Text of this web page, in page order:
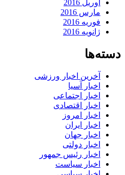
آوریل 2016
مارس 2016
فوریه 2016
ژانویه 2016
دسته‌ها
آخرین اخبار ورزشی
اخبار آسیا
اخبار اجتماعی
اخبار اقتصادی
اخبار امروز
اخبار ایران
اخبار جهان
اخبار دولتی
اخبار رئیس جمهور
اخبار سیاست